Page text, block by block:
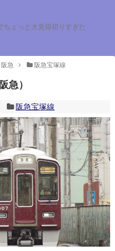
ちょっと大見得切りすぎた
阪急 阪急宝塚線
急）
阪急宝塚線